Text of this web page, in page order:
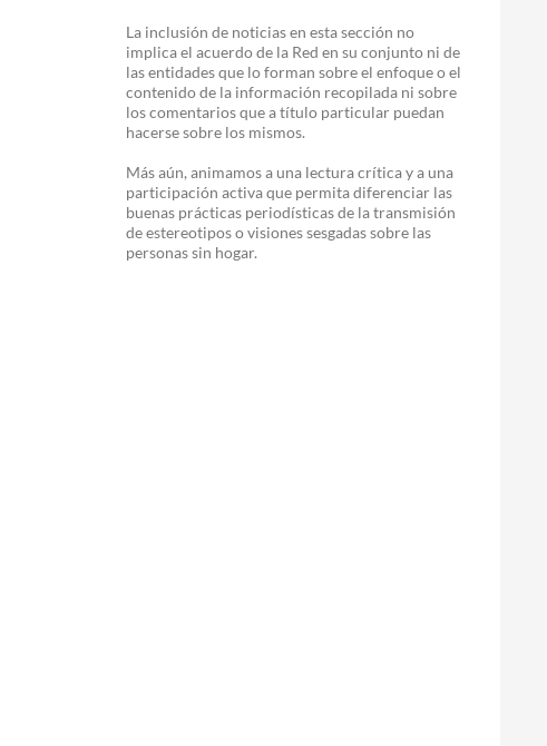
La inclusión de noticias en esta sección no
implica el acuerdo de la Red en su conjunto ni de
las entidades que lo forman sobre el enfoque o el
contenido de la información recopilada ni sobre
los comentarios que a título particular puedan
hacerse sobre los mismos.
Más aún, animamos a una lectura crítica y a una
participación activa que permita diferenciar las
buenas prácticas periodísticas de la transmisión
de estereotipos o visiones sesgadas sobre las
personas sin hogar.